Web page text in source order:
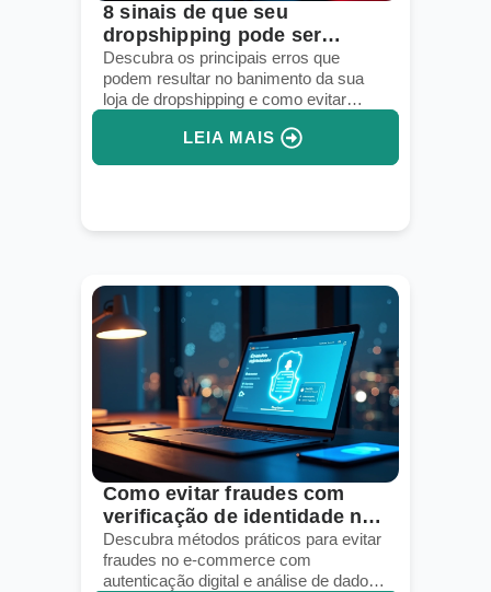
8 sinais de que seu
dropshipping pode ser
banido em breve
Descubra os principais erros que
podem resultar no banimento da sua
loja de dropshipping e como evitar
LEIA MAIS
Como evitar fraudes com
verificação de identidade no
e-commerce
Descubra métodos práticos para evitar
fraudes no e-commerce com
autenticação digital e análise de dados